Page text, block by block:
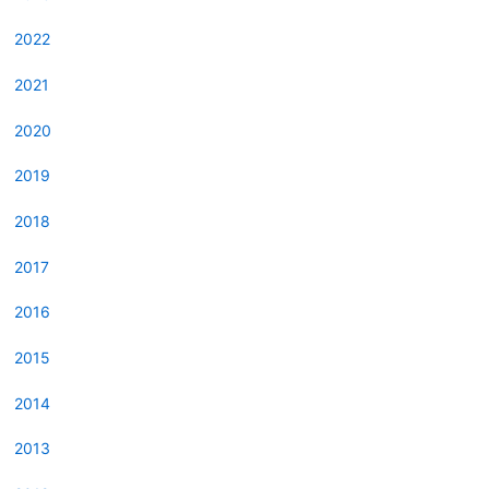
2022
2021
2020
2019
2018
2017
2016
2015
2014
2013